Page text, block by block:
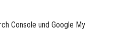
Console und Google My